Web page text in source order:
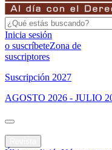
Inicia sesión
o suscríbeteZona de
suscriptores
Suscripción 2027
AGOSTO 2026 - JULIO